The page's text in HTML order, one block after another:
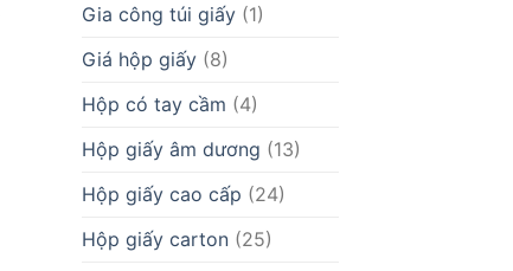
Gia công túi giấy(1)
Giá hộp giấy(8)
Hộp có tay cầm (4)
Hộp giấy âm dương (13)
Hộp giấy cao cấp (24)
Hộp giấy carton(25)